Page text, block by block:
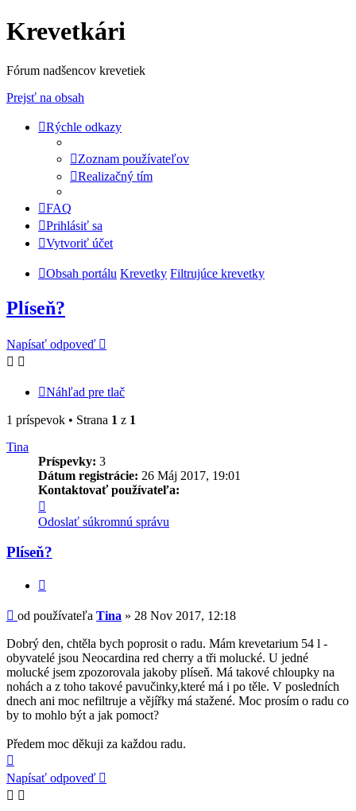
Krevetkári
Fórum nadšencov krevetiek
Prejsť na obsah
Rýchle odkazy
Zoznam používateľov
Realizačný tím
FAQ
Prihlásiť sa
Vytvoriť účet
Obsah portálu Krevetky Filtrujúce krevetky
Plíseň?
Napísať odpoveď
Náhľad pre tlač
1 príspevok • Strana 1 z 1
Tina
Príspevky: 3
Dátum registrácie: 26 Máj 2017, 19:01
Kontaktovať používateľa:
informácie
používateľa
-
Tina
Odoslať súkromnú správu
Plíseň?
Príspevok
od používateľa Tina » 28 Nov 2017, 12:18
Dobrý den, chtěla bych poprosit o radu. Mám krevetarium 54 l -
obyvatelé jsou Neocardina red cherry a tři molucké. U jedné
molucké jsem zpozorovala jakoby plíseň. Má takové chloupky na
nohách a z toho takové pavučinky,které má i po těle. V posledních
dnech ani moc nefiltruje a vějířky má stažené. Moc prosím o radu co
by to mohlo být a jak pomoct?
Předem moc děkuji za každou radu.
Napísať odpoveď